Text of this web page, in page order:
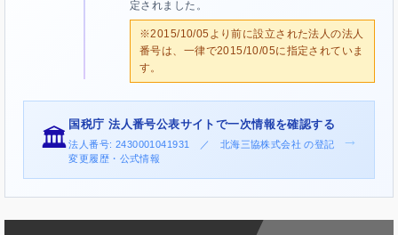
定されました。
※2015/10/05より前に設立された法人の法人
番号は、一律で2015/10/05に指定されていま
す。
🏛️
国税庁 法人番号公表サイトで一次情報を確認する
法人番号: 2430001041931 ／ 北海三協株式会社 の登記
変更履歴・公式情報
→